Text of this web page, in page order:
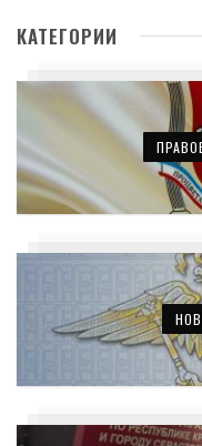
КАТЕГОРИИ